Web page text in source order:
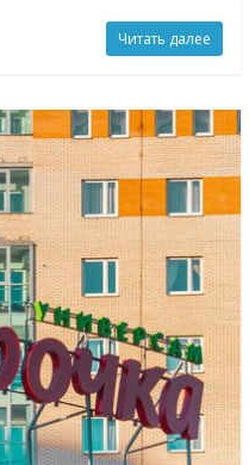
Читать далее